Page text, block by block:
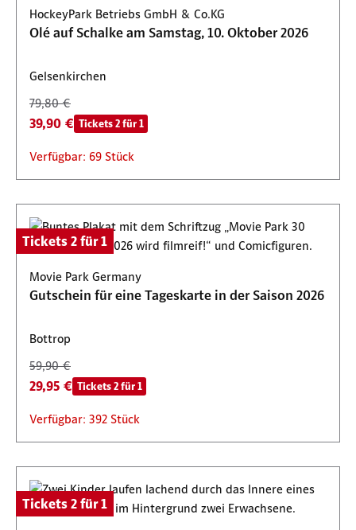
HockeyPark Betriebs GmbH & Co.KG
Olé auf Schalke am Samstag, 10. Oktober 2026
Gelsenkirchen
79,80 €
39,90 € Tickets 2 für 1
Verfügbar: 69 Stück
Tickets 2 für 1
Movie Park Germany
Gutschein für eine Tageskarte in der Saison 2026
Bottrop
59,90 €
29,95 € Tickets 2 für 1
Verfügbar: 392 Stück
Tickets 2 für 1